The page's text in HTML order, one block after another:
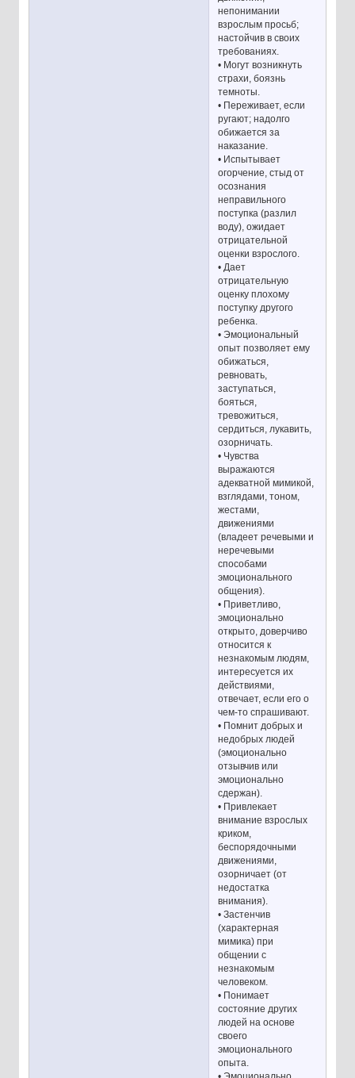
непонимании
взрослым просьб;
настойчив в своих
требованиях.
• Могут возникнуть
страхи, боязнь
темноты.
• Переживает, если
ругают; надолго
обижается за
наказание.
• Испытывает
огорчение, стыд от
осознания
неправильного
поступка (разлил
воду), ожидает
отрицательной
оценки взрослого.
• Дает
отрицательную
оценку плохому
поступку другого
ребенка.
• Эмоциональный
опыт позволяет ему
обижаться,
ревновать,
заступаться,
бояться,
тревожиться,
сердиться, лукавить,
озорничать.
• Чувства
выражаются
адекватной мимикой,
взглядами, тоном,
жестами,
движениями
(владеет речевыми и
неречевыми
способами
эмоционального
общения).
• Приветливо,
эмоционально
открыто, доверчиво
относится к
незнакомым людям,
интересуется их
действиями,
отвечает, если его о
чем-то спрашивают.
• Помнит добрых и
недобрых людей
(эмоционально
отзывчив или
эмоционально
сдержан).
• Привлекает
внимание взрослых
криком,
беспорядочными
движениями,
озорничает (от
недостатка
внимания).
• Застенчив
(характерная
мимика) при
общении с
незнакомым
человеком.
• Понимает
состояние других
людей на основе
своего
эмоционального
опыта.